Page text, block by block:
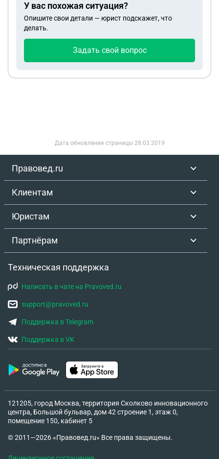
У вас похожая ситуация?
Опишите свои детали — юрист подскажет, что
делать.
Задать свой вопрос
Дата обновления страницы 28.03.2019
Правовед.ru
Клиентам
Юристам
Партнёрам
Техническая поддержка
Написать в чате на Pravoved.ru
support@pravoved.ru
Поддержка в Telegram
Поддержка в VK
121205, город Москва, территория Сколково инновационного
центра, Большой бульвар, дом 42 строение 1, этаж 0,
помещение 150, кабинет 5
© 2011—2026 «Правовед.ru» Все права защищены.